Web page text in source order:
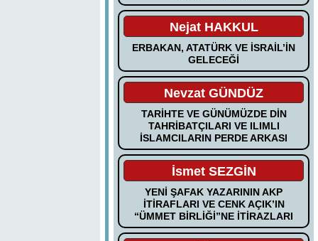
Nejat HAKKUL
ERBAKAN, ATATÜRK VE İSRAİL’İN
GELECEĞİ
Nevzat GÜNDÜZ
TARİHTE VE GÜNÜMÜZDE DİN
TAHRİBATÇILARI VE ILIMLI
İSLAMCILARIN PERDE ARKASI
İsmet SEZGİN
YENİ ŞAFAK YAZARININ AKP
İTİRAFLARI VE CENK AÇIK’IN
“ÜMMET BİRLİĞİ”NE İTİRAZLARI